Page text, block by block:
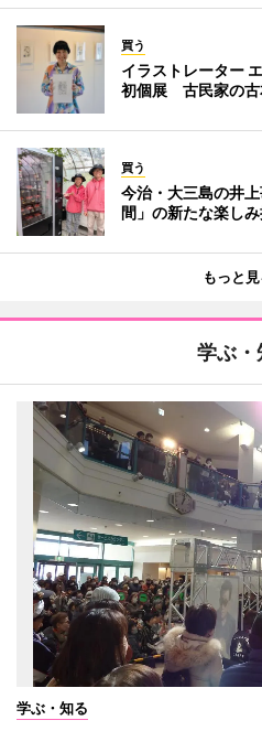
買う
イラストレーター
初個展 古民家の古
買う
今治・大三島の井
間」の新たな楽し
もっと
学ぶ・
学ぶ・知る